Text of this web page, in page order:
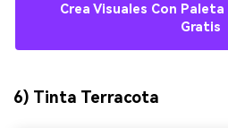
Crea Visuales Con
Gratis
6) Tinta Terracota